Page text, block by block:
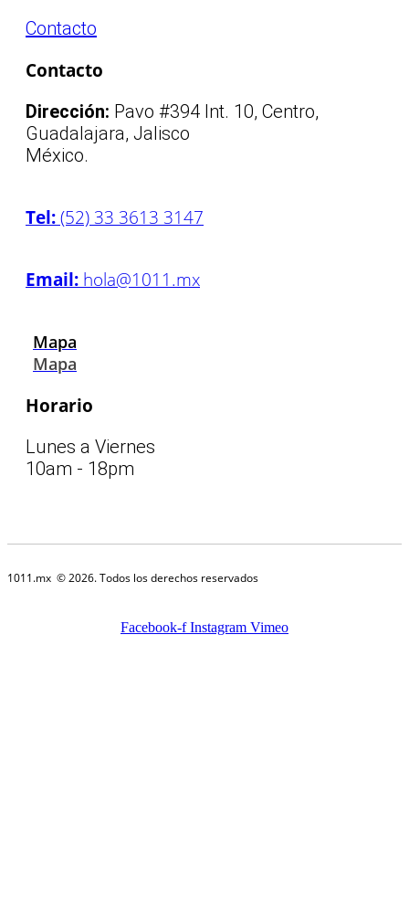
Contacto
Contacto
Dirección: Pavo #394 Int. 10, Centro,
Guadalajara, Jalisco
México.
Tel:(52) 33 3613 3147
Email: hola@1011.mx
Mapa
Mapa
Horario
Lunes a Viernes
10am - 18pm
1011.mx © 2026. Todos los derechos reservados
Facebook-f Instagram Vimeo